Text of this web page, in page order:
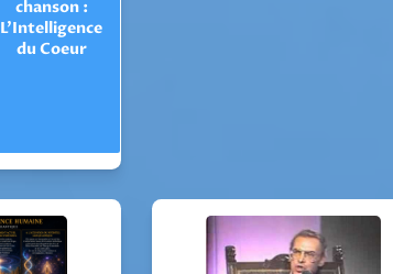
chanson :
L'Intelligence
du Coeur